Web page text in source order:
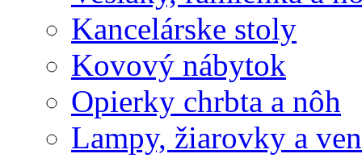
Kancelárske stoly
Kovový nábytok
Opierky chrbta a nôh
Lampy, žiarovky a